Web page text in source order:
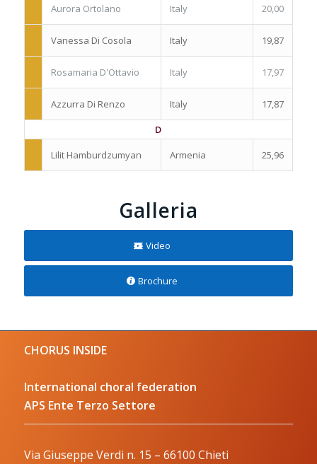
Aurora Ortolano Italy 20,00
Vanessa Di Cosola Italy 19,87
Rosamaria D'Ottavio Italy 17,97
Azzurra Di Renzo Italy
17,87
D
Lilit Hamburdzumyan
Armenia 25,96
Galleria
Video
Brochure
CHORUS INSIDE
International choral federation
APS Ente Terzo Settore
Via Giuseppe Verdi n. 15 – 66100 Chieti